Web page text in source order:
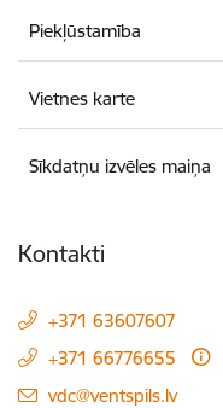
Piekļūstamība
Vietnes karte
Sīkdatņu izvēles maiņa
Kontakti
+371 63607607
+371 66776655
E-pasts:
vdc@ventspils.lv